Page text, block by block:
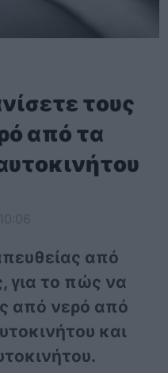
τους
από τα
από
για το πώς να
από νερό από
και